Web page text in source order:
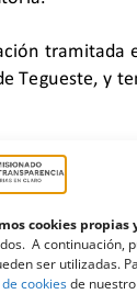
cookies propias
A continuación,
ser utilizadas.
cookiesde